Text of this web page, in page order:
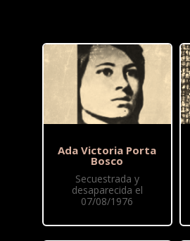
Ada Victoria Porta
Bosco
Secuestrada y
desaparecida el
07/08/1976